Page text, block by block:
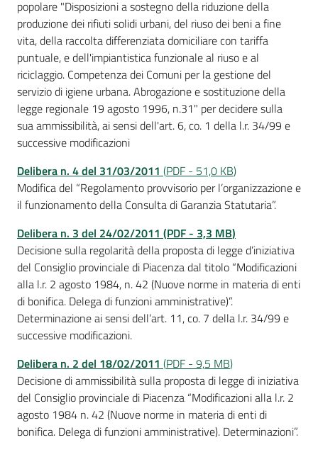
popolare "Disposizioni a sostegno della riduzione della
produzione dei rifiuti solidi urbani, del riuso dei beni a fine
vita, della raccolta differenziata domiciliare con tariffa
puntuale, e dell'impiantistica funzionale al riuso e al
riciclaggio. Competenza dei Comuni per la gestione del
servizio di igiene urbana. Abrogazione e sostituzione della
legge regionale 19 agosto 1996, n.31" per decidere sulla
sua ammissibilità, ai sensi dell'art. 6, co. 1 della l.r. 34/99 e
successive modificazioni
Delibera n. 4 del 31/03/2011 (PDF - 51,0 KB)
Modifica del “Regolamento provvisorio per l’organizzazione e
il funzionamento della Consulta di Garanzia Statutaria”.
Delibera n. 3 del 24/02/2011 (PDF - 3,3 MB)
Decisione sulla regolarità della proposta di legge d’iniziativa
del Consiglio provinciale di Piacenza dal titolo “Modificazioni
alla l.r. 2 agosto 1984, n. 42 (Nuove norme in materia di enti
di bonifica. Delega di funzioni amministrative)”.
Determinazione ai sensi dell’art. 11, co. 7 della l.r. 34/99 e
successive modificazioni.
Delibera n. 2 del 18/02/2011 (PDF - 9,5 MB)
Decisione di ammissibilità sulla proposta di legge di iniziativa
del Consiglio provinciale di Piacenza “Modificazioni alla l.r. 2
agosto 1984 n. 42 (Nuove norme in materia di enti di
bonifica. Delega di funzioni amministrative). Determinazioni”.